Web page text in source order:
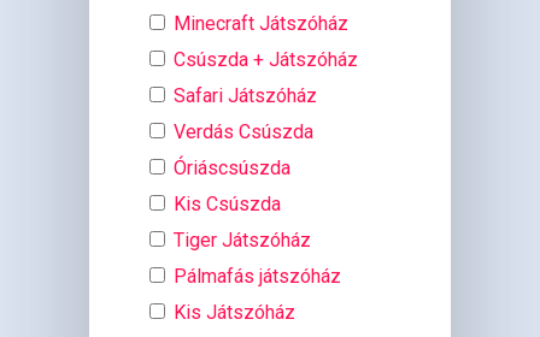
Minecraft Játszóház
Csúszda + Játszóház
Safari Játszóház
Verdás Csúszda
Óriáscsúszda
Kis Csúszda
Tiger Játszóház
Pálmafás játszóház
Kis Játszóház